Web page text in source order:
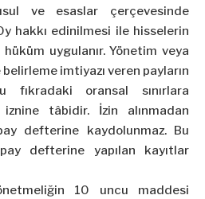
ve esaslar çerçevesinde
hakkı edinilmesi ile hisselerin
uygulanır. Yönetim veya
imtiyazı veren payların
oransal sınırlara
iznine tâbidir. İzin alınmadan
defterine kaydolunmaz. Bu
defterine yapılan kayıtlar
10 uncu maddesi